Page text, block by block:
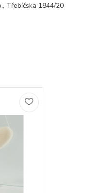
Třebíčska 1844/20